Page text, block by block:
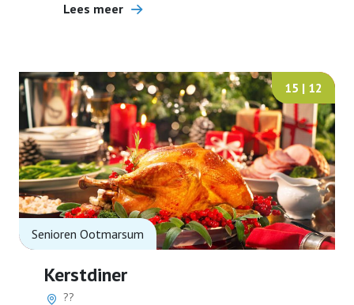
Lees meer
15 | 12
Senioren Ootmarsum
Kerstdiner
??